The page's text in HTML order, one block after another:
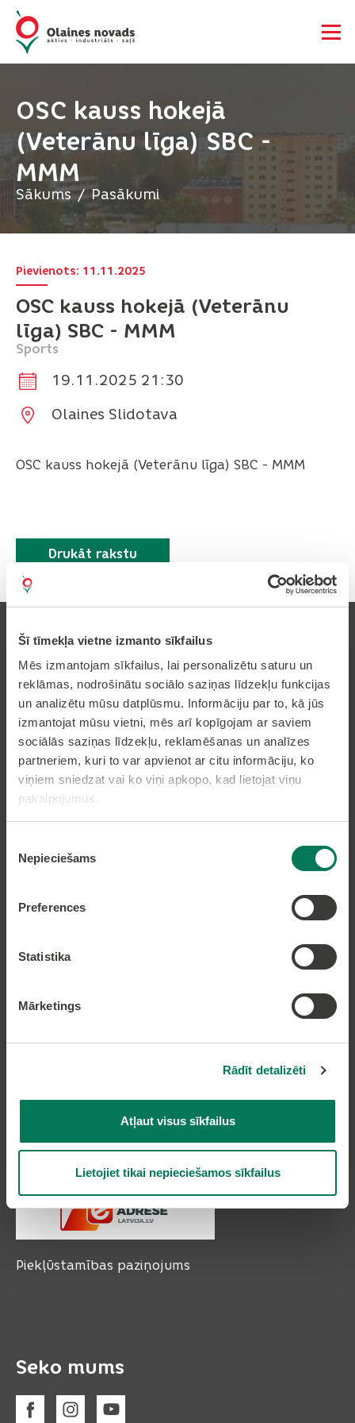
Šī tīmekļa vietne izmanto sīkfailus
Mēs izmantojam sīkfailus, lai personalizētu saturu un
reklāmas, nodrošinātu sociālo saziņas līdzekļu funkcijas
un analizētu mūsu datplūsmu. Informāciju par to, kā jūs
izmantojat mūsu vietni, mēs arī kopīgojam ar saviem
sociālās saziņas līdzekļu, reklamēšanas un analīzes
partneriem, kuri to var apvienot ar citu informāciju, ko
viņiem sniedzat vai ko viņi apkopo, kad lietojat viņu
pakalpojumus.
izvēle
Nepieciešams
Preferences
Statistika
Mārketings
Rādīt detalizēti
Atļaut visus sīkfailus
Lietojiet tikai nepieciešamos sīkfailus
OSC kauss hokejā
(Veterānu līga) SBC -
MMM
Sākums Pasākumi
OSC kauss hokejā (Veterānu
līga) SBC - MMM
Pievienots: 11.11.2025
Sports
19.11.2025 21:30
Olaines Slidotava
OSC kauss hokejā (Veterānu līga) SBC - MMM
Drukāt rakstu
Pierakstīties uz avīzi
Pakalpojumi
Dzīvesvietas deklarēšana
Pieteikt bērnu pirmsskolas izglītības iestādē
epakalpojumi.lv
Tālruņi: 66954899, 20178620, 22318183
Piekļūstamības paziņojums
Seko mums